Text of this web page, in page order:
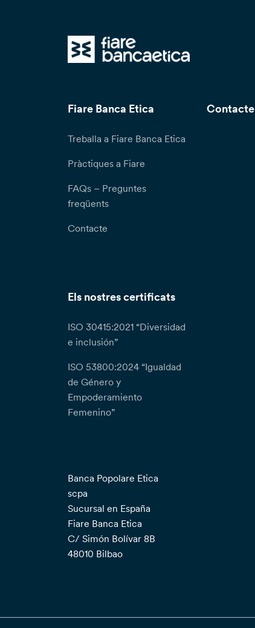
Fiare Banca Etica
Treballa a Fiare Banca Etica
Pràctiques a Fiare
FAQs – Preguntes
freqüents
Contacte
Contacte
Els nostres certificats
ISO 30415:2021 “Diversidad
e inclusión”
ISO 53800:2024 “Igualdad
de Género y
Empoderamiento
Femenino”
Banca Popolare Etica
scpa
Sucursal en España
Fiare Banca Etica
C/ Simón Bolívar 8B
48010 Bilbao